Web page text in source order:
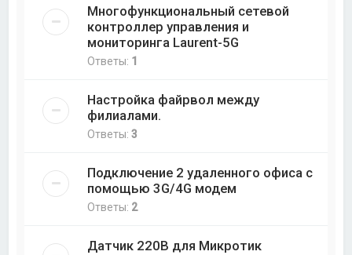
Многофункциональный сетевой
контроллер управления и
мониторинга Laurent-5G
Ответы: 1
Настройка файрвол между
филиалами.
Ответы:3
Подключение 2 удаленного офиса с
помощью 3G/4G модем
Ответы: 2
Датчик 220В для Микротик